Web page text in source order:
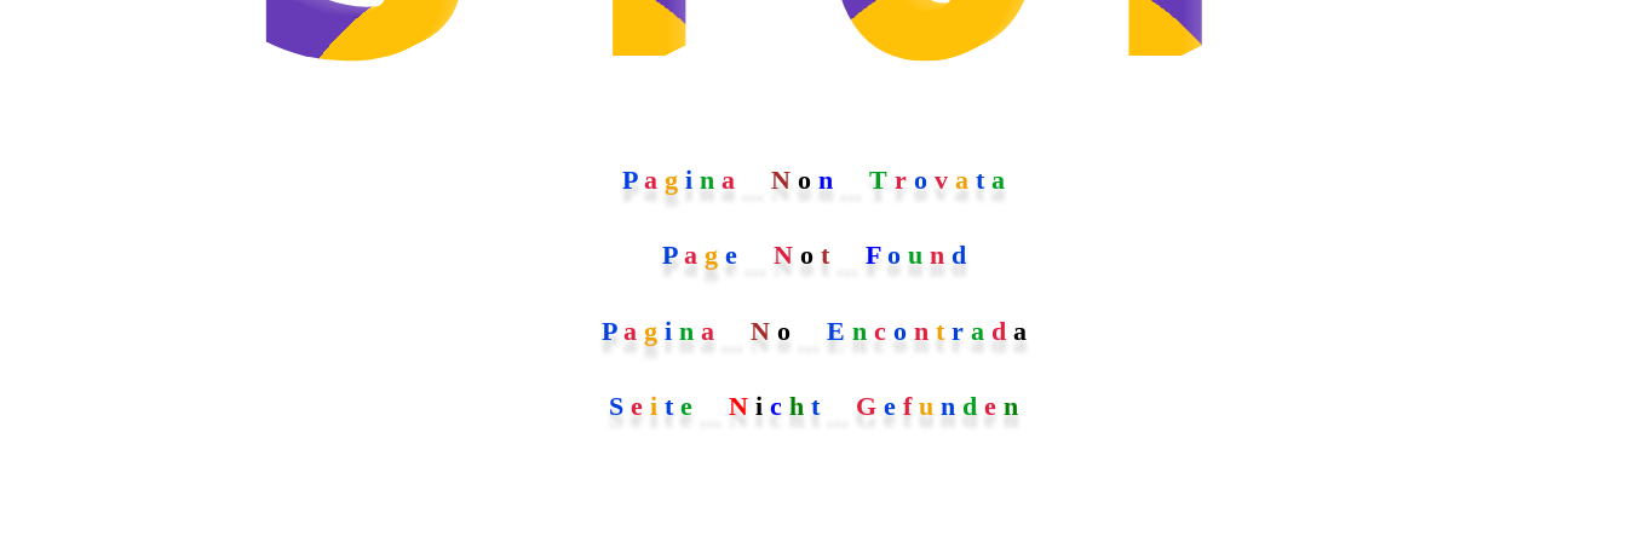
P a g i n a N o n T r o v a t a
P a g e N o t F o u n d
P a g i n a N o E n c o n t r a d a
S e i t e N i c h t G e f u n d e n